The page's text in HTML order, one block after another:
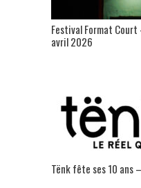
Festival Format
avril 2026
Tënk fête ses 10 ans